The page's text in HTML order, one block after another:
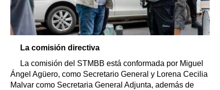
La comisión directiva
La comisión del STMBB está conformada por Miguel
Ángel Agüero, como Secretario General y Lorena Cecilia
Malvar como Secretaria General Adjunta, además de